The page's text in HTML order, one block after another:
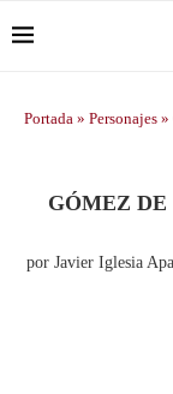
Portada » Personajes »
GÓMEZ DE
por Javier Iglesia